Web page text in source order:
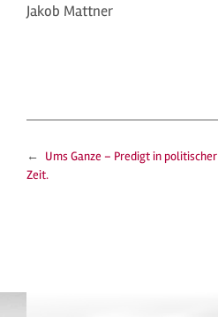
Jakob Mattner
← Ums Ganze – Predigt in politischer
Zeit.